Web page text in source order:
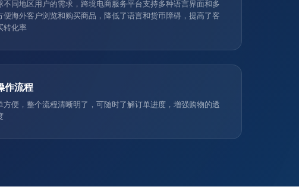
不同地区用户的需求，跨境电商服务平台支持多种语言界面和多
便海外客户浏览和购买商品，降低了语言和货币障碍，提高了客
转化率
作流程
方便，整个流程清晰明了，可随时了解订单进度，增强购物的透